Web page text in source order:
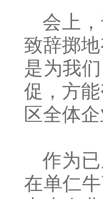
会上
致辞掷
是为我
促，方
区全体
作为
在单仁